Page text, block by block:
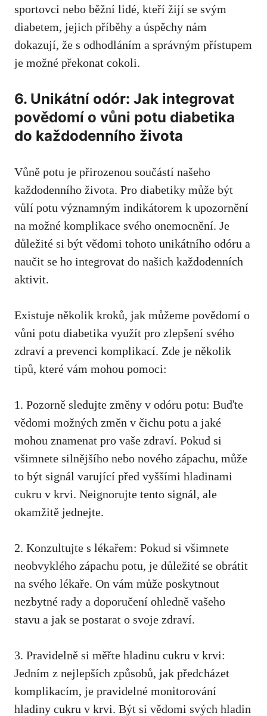
sportovci nebo běžní lidé, kteří žijí se svým
diabetem,​ jejich příběhy a úspěchy nám
dokazují, že s odhodláním a správným přístupem
je možné překonat cokoli.
6. Unikátní odór: Jak integrovat
povědomí o ‍vůni ​potu diabetika
do každodenního života
Vůně potu je přirozenou součástí našeho
‌každodenního⁤ života. Pro diabetiky může ⁣být
vůlí potu významným indikátorem k upozornění
na možné komplikace svého onemocnění. Je
důležité si být vědomi⁢ tohoto unikátního odóru a
naučit⁤ se ho integrovat do našich ⁣každodenních
aktivit.
Existuje několik kroků,‍ jak můžeme povědomí o
vůni potu ​diabetika využít pro zlepšení svého
⁢zdraví a ​prevenci komplikací. Zde je ⁣několik
tipů, které vám mohou pomoci:
1. ‍Pozorně sledujte změny v odóru potu: ⁢Buďte
⁣vědomi ‍možných změn v⁣ čichu‍ potu a jaké
mohou znamenat pro vaše zdraví. Pokud si
⁢všimnete‍ silnějšího‍ nebo‌ nového‍ zápachu, může
to ‌být signál varující před vyššími hladinami
⁢cukru ⁣v ‌krvi. Neignorujte tento signál, ale
okamžitě jednejte.
2. Konzultujte s lékařem: Pokud si ‍všimnete​
neobvyklého zápachu potu,​ je důležité se obrátit
na svého lékaře.⁣ On vám ​může poskytnout
nezbytné rady a ‌doporučení‌ ohledně vašeho
stavu a jak se postarat⁣ o svoje zdraví.
3. Pravidelně si měřte hladinu cukru ‌v krvi:
Jedním z nejlepších způsobů, jak předcházet
komplikacím, je pravidelné ‍monitorování
hladiny cukru v krvi. Být si⁣ vědomi svých hladin